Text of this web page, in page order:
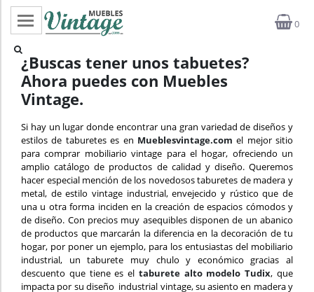
0
Top ventas
Outlet
Novedades
Estilos
Proyectos
Profesionales
Noticias
¿Buscas tener unos tabuetes?
Ahora puedes con Muebles
Vintage.
Si hay un lugar donde encontrar una gran variedad de diseños y
estilos de taburetes es en Mueblesvintage.comel mejor sitio
para comprar mobiliario vintage para el hogar, ofreciendo un
amplio catálogo de productos de calidad y diseño. Queremos
hacer especial mención de los novedosos taburetes de madera y
metal, de estilo vintage industrial, envejecido y rústico que de
una u otra forma inciden en la creación de espacios cómodos y
de diseño. Con precios muy asequibles disponen de un abanico
de productos que marcarán la diferencia en la decoración de tu
hogar, por poner un ejemplo, para los entusiastas del mobiliario
industrial, un taburete muy chulo y económico gracias al
descuento que tiene es el taburete alto modelo Tudix, que
impacta por su diseño industrial vintage, su asiento en madera y